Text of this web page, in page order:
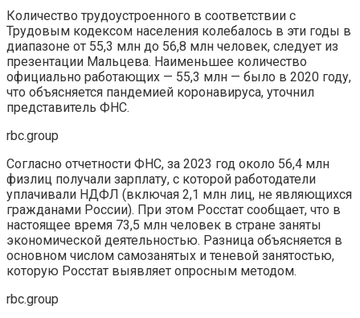
Количество трудоустроенного в соответствии с
Трудовым кодексом населения колебалось в эти годы в
диапазоне от 55,3 млн до 56,8 млн человек, следует из
презентации Мальцева. Наименьшее количество
официально работающих — 55,3 млн — было в 2020 году,
что объясняется пандемией коронавируса, уточнил
представитель ФНС.
rbc.group
Согласно отчетности ФНС, за 2023 год около 56,4 млн
физлиц получали зарплату, с которой работодатели
уплачивали НДФЛ (включая 2,1 млн лиц, не являющихся
гражданами России). При этом Росстат сообщает, что в
настоящее время 73,5 млн человек в стране заняты
экономической деятельностью. Разница объясняется в
основном числом самозанятых и теневой занятостью,
которую Росстат выявляет опросным методом.
rbc.group